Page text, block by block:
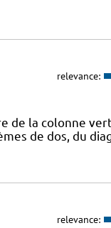
relevance:
de la colonne
de dos, du
relevance: